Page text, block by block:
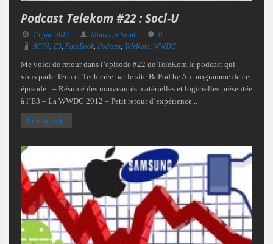
Podcast Telekom #22 : Socl-U
15 juin 2012 Monsieur Smith
0
ACTA, E3, FaceBook, Podcast, TeleKom, WWDC
Me voici de retour dans l’episode #22 de TeleKom le podcast qui
vous parle Tech et Tech crée par le site BePod.be Au programme de cet
épisode : – Résumé des nouveautés matérielles et logicielles présentée
à l’E3 – La WWDC 2012 – Petit retour d’expérience...
Lire la suite